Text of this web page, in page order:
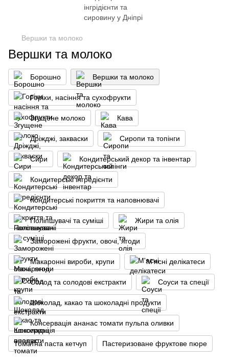
Вершки та молоко
Вершки та молоко
Борошно Вершки та молоко
Горіхи, насіння та сухофрукти
Згущене молоко Кава
Дріжджі, закваски Сиропи та топінги
Сири Кондитерський декор та інвентар
Кондитерські інгредієнти
Кондитерські покриття та наповнювачі
Поліпшувачі та суміші Жири та олія
Заморожені фрукти, овочі, ягоди
Макаронні вироби, крупи М'ясні делікатеси
Солод та солодові екстракти Соуси та спеції
Шоколад, какао та шоколадні продукти
Консервація ананас томати пульпа оливки
Томатна паста кетчуп Пастеризоване фруктове пюре